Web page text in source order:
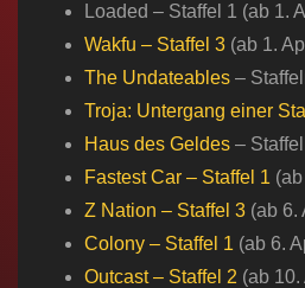
Loaded​​ – Staffel 1 (ab 1.
Wakfu – Staffel 3 (ab 1.
The Undateables​ –
Troja: Untergang einer
Haus des Geldes –
Fastest Car – Staffel 1
Z Nation​ – Staffel 3 (ab 6.
Colony​​ – Staffel 1 (ab 6.
Outcast​ – Staffel 2 (ab 10.